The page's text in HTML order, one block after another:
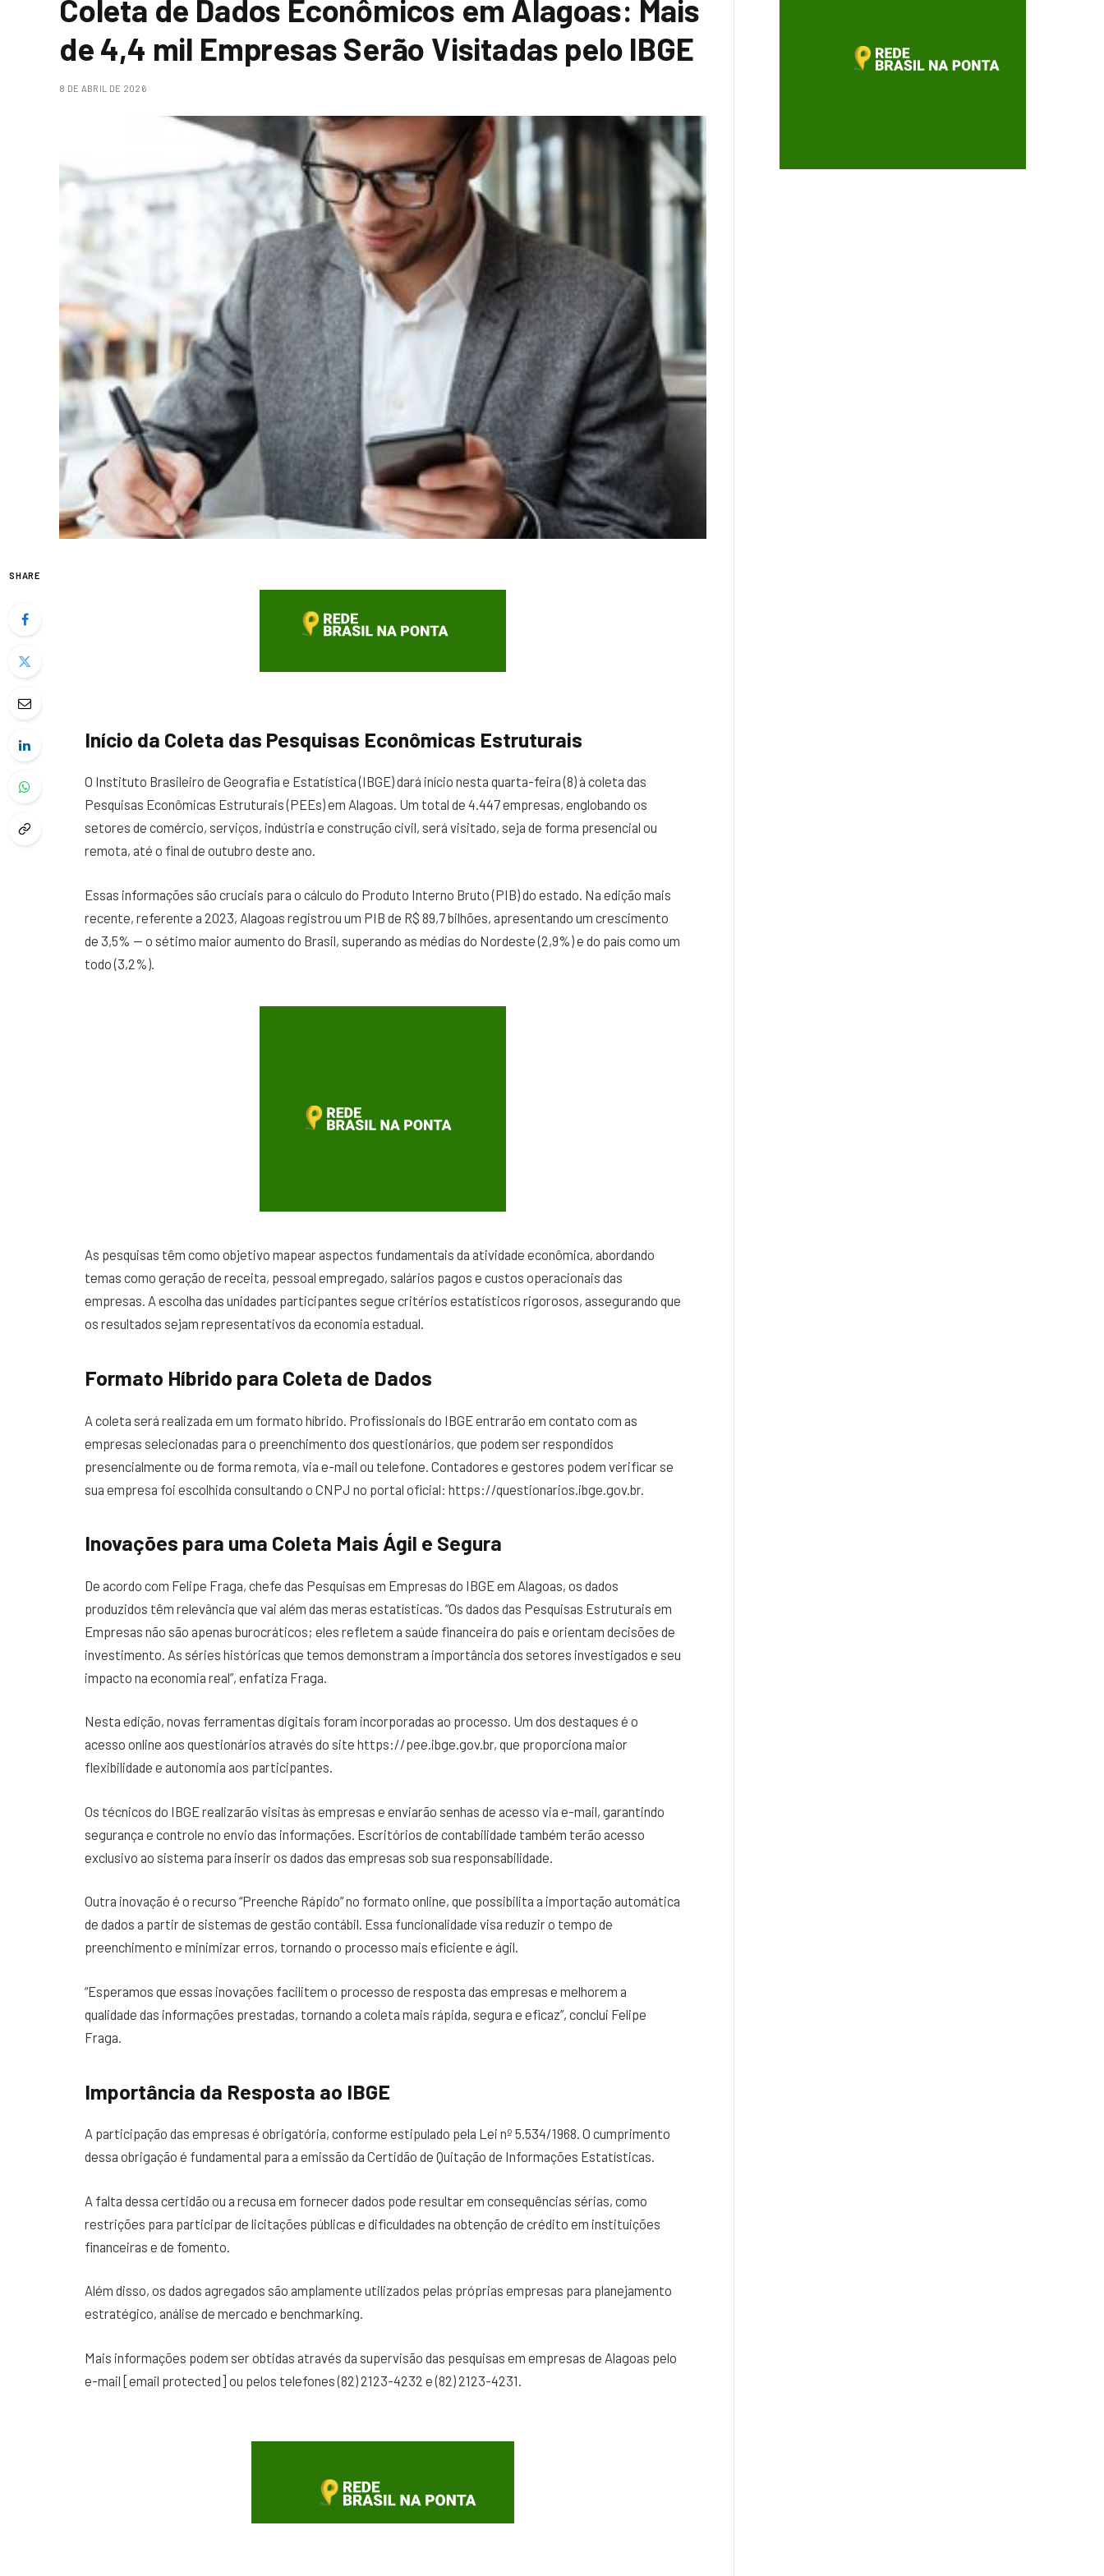
Coleta de Dados Econômicos em Alagoas: Mais
de 4,4 mil Empresas Serão Visitadas pelo IBGE
8 DE ABRIL DE 2026
SHARE
Início da Coleta das Pesquisas Econômicas Estruturais
O Instituto Brasileiro de Geografia e Estatística (IBGE) dará início nesta quarta-feira (8) à coleta das
Pesquisas Econômicas Estruturais (PEEs) em Alagoas. Um total de 4.447 empresas, englobando os
setores de comércio, serviços, indústria e construção civil, será visitado, seja de forma presencial ou
remota, até o final de outubro deste ano.
Essas informações são cruciais para o cálculo do Produto Interno Bruto (PIB) do estado. Na edição mais
recente, referente a 2023, Alagoas registrou um PIB de R$ 89,7 bilhões, apresentando um crescimento
de 3,5% — o sétimo maior aumento do Brasil, superando as médias do Nordeste (2,9%) e do país como um
todo (3,2%).
As pesquisas têm como objetivo mapear aspectos fundamentais da atividade econômica, abordando
temas como geração de receita, pessoal empregado, salários pagos e custos operacionais das
empresas. A escolha das unidades participantes segue critérios estatísticos rigorosos, assegurando que
os resultados sejam representativos da economia estadual.
Formato Híbrido para Coleta de Dados
A coleta será realizada em um formato híbrido. Profissionais do IBGE entrarão em contato com as
empresas selecionadas para o preenchimento dos questionários, que podem ser respondidos
presencialmente ou de forma remota, via e-mail ou telefone. Contadores e gestores podem verificar se
sua empresa foi escolhida consultando o CNPJ no portal oficial: https://questionarios.ibge.gov.br.
Inovações para uma Coleta Mais Ágil e Segura
De acordo com Felipe Fraga, chefe das Pesquisas em Empresas do IBGE em Alagoas, os dados
produzidos têm relevância que vai além das meras estatísticas. “Os dados das Pesquisas Estruturais em
Empresas não são apenas burocráticos; eles refletem a saúde financeira do país e orientam decisões de
investimento. As séries históricas que temos demonstram a importância dos setores investigados e seu
impacto na economia real”, enfatiza Fraga.
Nesta edição, novas ferramentas digitais foram incorporadas ao processo. Um dos destaques é o
acesso online aos questionários através do site https://pee.ibge.gov.br, que proporciona maior
flexibilidade e autonomia aos participantes.
Os técnicos do IBGE realizarão visitas às empresas e enviarão senhas de acesso via e-mail, garantindo
segurança e controle no envio das informações. Escritórios de contabilidade também terão acesso
exclusivo ao sistema para inserir os dados das empresas sob sua responsabilidade.
Outra inovação é o recurso “Preenche Rápido” no formato online, que possibilita a importação automática
de dados a partir de sistemas de gestão contábil. Essa funcionalidade visa reduzir o tempo de
preenchimento e minimizar erros, tornando o processo mais eficiente e ágil.
“Esperamos que essas inovações facilitem o processo de resposta das empresas e melhorem a
qualidade das informações prestadas, tornando a coleta mais rápida, segura e eficaz”, conclui Felipe
Fraga.
Importância da Resposta ao IBGE
A participação das empresas é obrigatória, conforme estipulado pela Lei nº 5.534/1968. O cumprimento
dessa obrigação é fundamental para a emissão da Certidão de Quitação de Informações Estatísticas.
A falta dessa certidão ou a recusa em fornecer dados pode resultar em consequências sérias, como
restrições para participar de licitações públicas e dificuldades na obtenção de crédito em instituições
financeiras e de fomento.
Além disso, os dados agregados são amplamente utilizados pelas próprias empresas para planejamento
estratégico, análise de mercado e benchmarking.
Mais informações podem ser obtidas através da supervisão das pesquisas em empresas de Alagoas pelo
e-mail [email protected] ou pelos telefones (82) 2123-4232 e (82) 2123-4231.